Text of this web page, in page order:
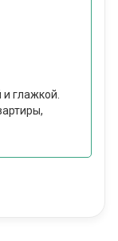
глажкой.